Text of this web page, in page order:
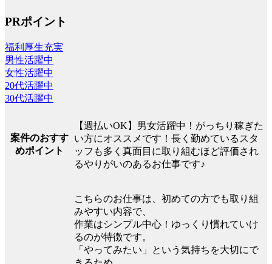
PRポイント
福利厚生充実
男性活躍中
女性活躍中
20代活躍中
30代活躍中
案件のおすす
めポイント
【週払いOK】男女活躍中！がっちり稼ぎた
い方にオススメです！長く勤めているスタ
ッフも多く真面目に取り組むほど評価され
るやりがいのあるお仕事です♪
こちらのお仕事は、初めての方でも取り組
みやすい内容で、
作業はシンプル中心！ゆっくり慣れていけ
るのが特徴です。
「やってみたい」という気持ちを大切にで